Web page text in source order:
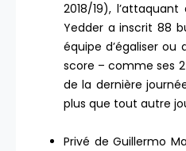
2018/19),
Yedder a inscrit 88
équipe d’égaliser ou
score – comme ses
de la dernière
plus que tout autre
Privé de Guillermo